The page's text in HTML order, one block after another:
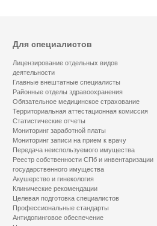
Для специалистов
Лицензирование отдельных видов
деятельности
Главные внештатные специалисты
Районные отделы здравоохранения
Обязательное медицинское страхование
Территориальная аттестационная комиссия
Статистические отчеты
Мониторинг заработной платы
Мониторинг записи на прием к врачу
Передача неиспользуемого имущества
Реестр собственности СПб и инвентаризации
государственного имущества
Акушерство и гинекология
Клинические рекомендации
Целевая подготовка специалистов
Профессиональные стандарты
Антидопинговое обеспечение